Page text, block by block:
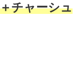
チャーシュ